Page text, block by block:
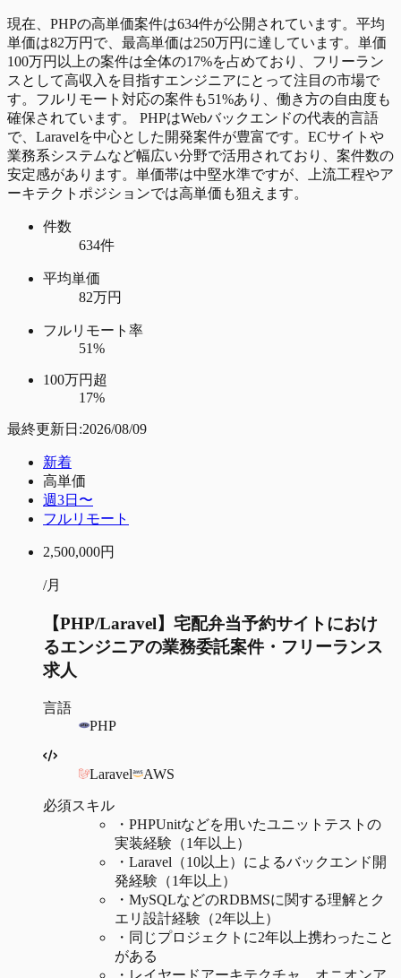
現在、PHPの高単価案件は634件が公開されています。平均
単価は82万円で、最高単価は250万円に達しています。単価
100万円以上の案件は全体の17%を占めており、フリーラン
スとして高収入を目指すエンジニアにとって注目の市場で
す。フルリモート対応の案件も51%あり、働き方の自由度も
確保されています。 PHPはWebバックエンドの代表的言語
で、Laravelを中心とした開発案件が豊富です。ECサイトや
業務系システムなど幅広い分野で活用されており、案件数の
安定感があります。単価帯は中堅水準ですが、上流工程やア
ーキテクトポジションでは高単価も狙えます。
件数
634件
平均単価
82万円
フルリモート率
51%
100万円超
17%
最終更新日:2026/08/09
新着
高単価
週3日〜
フルリモート
2,500,000円
/月
【PHP/Laravel】宅配弁当予約サイトにおけ
るエンジニアの業務委託案件・フリーランス
求人
言語
PHP
Laravel AWS
必須スキル
・ PHPUnitなどを用いたユニットテストの
実装経験（1年以上）
・ Laravel（10以上）によるバックエンド開
発経験（1年以上）
・ MySQLなどのRDBMSに関する理解とク
エリ設計経験（2年以上）
・ 同じプロジェクトに2年以上携わったこと
がある
・ レイヤードアーキテクチャ、オニオンア